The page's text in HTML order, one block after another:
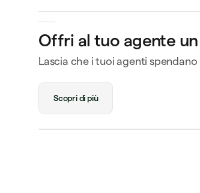
Offri al tuo agente
Lascia che i tuoi agenti
Scopri di più
Carta di credito Visa
···· 1234
Rifiuta
PagamentoVisa Credit